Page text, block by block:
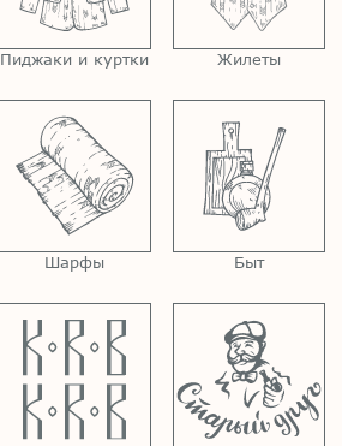
Пиджаки и куртки Жилеты
Шарфы Быт